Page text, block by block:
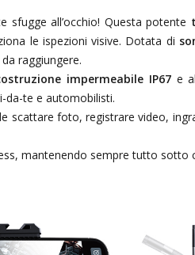
all’occhio! Questa potente
le ispezioni visive. Dotata di
raggiungere.
impermeabile IP67e al
da-te e automobilisti.
scattare foto, registrare video,
mantenendo sempre tutto sotto